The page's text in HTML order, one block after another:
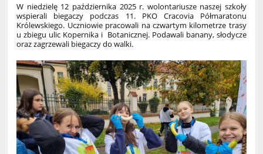
W niedzielę 12 października 2025 r. wolontariusze naszej szkoły
wspierali biegaczy podczas 11. PKO Cracovia Półmaratonu
Królewskiego. Uczniowie pracowali na czwartym kilometrze trasy
u zbiegu ulic Kopernika i Botanicznej. Podawali banany, słodycze
oraz zagrzewali biegaczy do walki.